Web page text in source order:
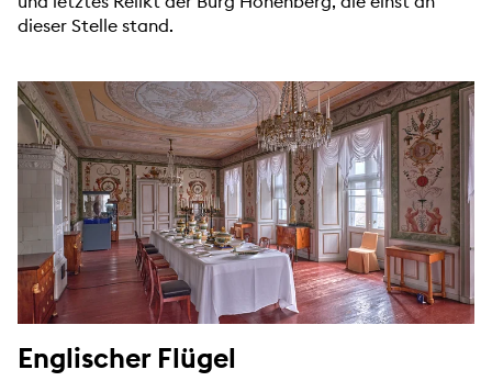
dieser Stelle stand.
Englischer Flügel